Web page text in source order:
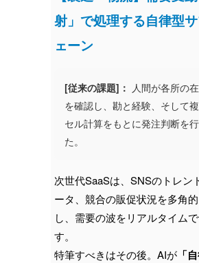
射」で処理する自律型
ェーン
[従来の課題]： 人間が各所の
を確認し、勘と経験、そして
セル計算をもとに発注判断を
た。
次世代SaaSは、SNSのトレン
ータ、競合の販促状況を多角
し、需要の波をリアルタイム
す。
特筆すべきはその後。AIが 「